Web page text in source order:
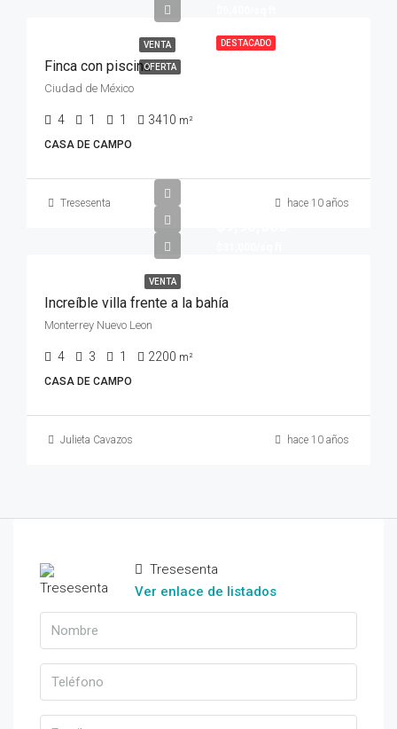
DESTACADO
VENTA
OFERTA
Finca con piscina
Ciudad de México
4 1 1 3410 m²
CASA DE CAMPO
Tresesenta hace 10 años
VENTA
Increíble villa frente a la bahía
Monterrey Nuevo Leon
4 3 1 2200 m²
CASA DE CAMPO
Julieta Cavazos hace 10 años
Tresesenta
Ver enlace de listados